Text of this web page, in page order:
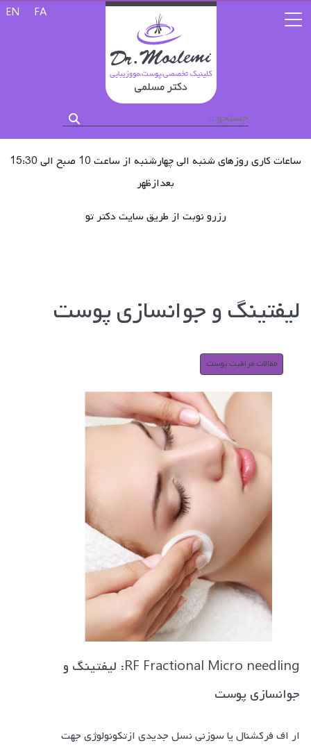
زبان خود
FA
EN
ساعات کاری روزهای شنبه الی چهارشنبه از ساعت 10 صبح الی 15:30
بعدازظهر
رزرو نوبت از طریق سایت دکتر تو
لیفتینگ و جوانسازی پوست
مقالات مراقبت پوست
RF Fractional Micro needling: لیفتینگ و
جوانسازی پوست
ار اف فرکشنال یا سوزنی نسل جدیدی ازتکونولوژی جهت